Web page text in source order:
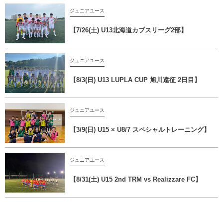
ジュニアユース
【7/26(土) U13北海道カブスリーグ2部】
ジュニアユース
【8/3(日) U13 LUPLA CUP 旭川遠征 2日目】
ジュニアユース
【3/9(日) U15 × U8/7 スペシャルトレーニング】
ジュニアユース
【8/31(土) U15 2nd TRM vs Realizzare FC】